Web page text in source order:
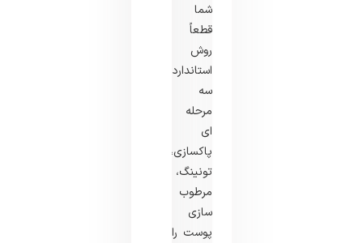
شما
قطعاً
روش
استاندارد
سه
مرحله
‌ای
پاکسازی،
تونینگ،
مرطوب‌
سازی
پوست را